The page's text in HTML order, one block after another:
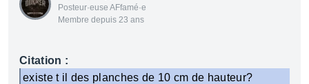
Posteur·euse AFfamé·e
Membre depuis 23 ans
Citation :
existe t il des planches de 10 cm de hauteur?